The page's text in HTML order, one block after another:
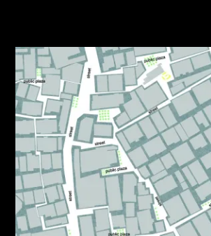
M+藏品
进一步筛选
关于M+藏品